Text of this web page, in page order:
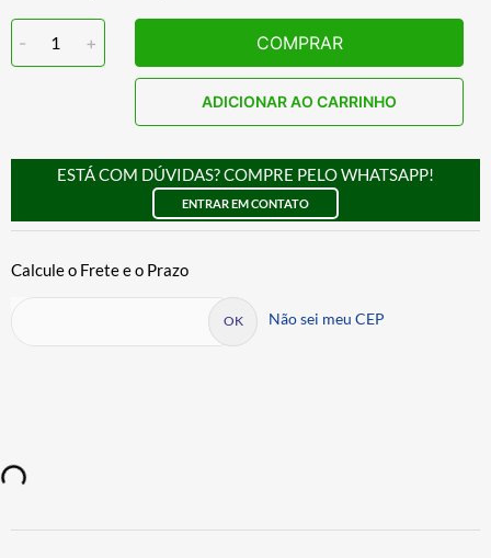
- 1 + COMPRAR
ADICIONAR AO CARRINHO
ESTÁ COM DÚVIDAS? COMPRE PELO WHATSAPP!
ENTRAR EM CONTATO
Não sei meu CEP